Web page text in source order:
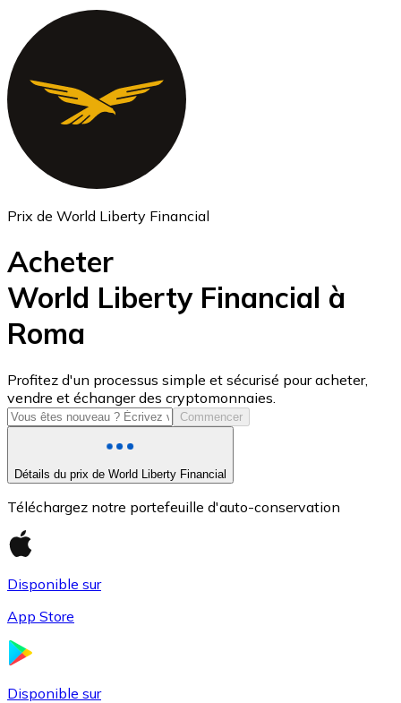
Ethereum
ETH
USD Coin
USDC
Prix de World Liberty Financial
Acheter
World Liberty Financial à
Roma
Profitez d'un processus simple et sécurisé pour acheter,
vendre et échanger des cryptomonnaies.
Commencer
Détails du prix de World Liberty Financial
Téléchargez notre portefeuille d'auto-conservation
Disponible sur
App Store
Disponible sur